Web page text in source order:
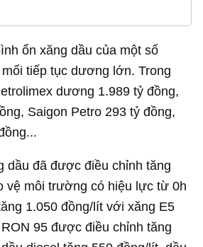
ổn xăng dầu của một số
tiếp tục dương lớn. Trong
dương 1.989 tỷ đồng,
, Saigon Petro 293 tỷ đồng,
...
dầu đã được điều chỉnh tăng
vệ môi trường có hiệu lực từ 0h
1.050 đồng/lít với xăng E5
95 được điều chỉnh tăng